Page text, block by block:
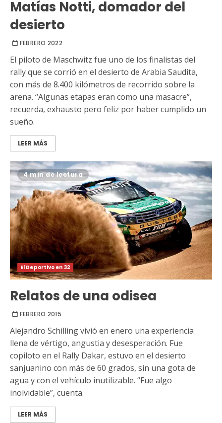
Matías Notti, domador del
desierto
FEBRERO 2022
El piloto de Maschwitz fue uno de los finalistas del
rally que se corrió en el desierto de Arabia Saudita,
con más de 8.400 kilómetros de recorrido sobre la
arena. “Algunas etapas eran como una masacre”,
recuerda, exhausto pero feliz por haber cumplido un
sueño.
LEER MÁS
4 min de lectura
El Deportivo en 32
Relatos de una odisea
FEBRERO 2015
Alejandro Schilling vivió en enero una experiencia
llena de vértigo, angustia y desesperación. Fue
copiloto en el Rally Dakar, estuvo en el desierto
sanjuanino con más de 60 grados, sin una gota de
agua y con el vehículo inutilizable. “Fue algo
inolvidable”, cuenta.
LEER MÁS